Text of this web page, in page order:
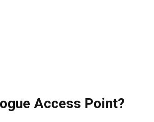
Access Point?